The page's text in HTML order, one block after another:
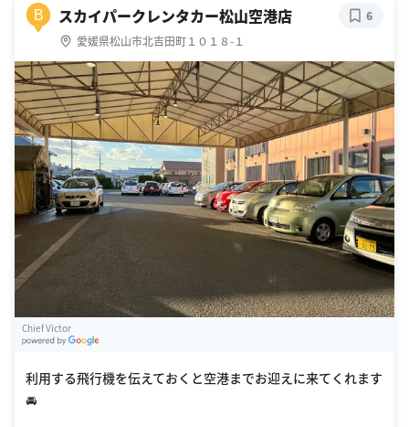
B スカイパークレンタカー松山空港店
愛媛県松山市北吉田町１０１８-１
6
Chief Victor
利用する飛行機を伝えておくと空港までお迎えに来てくれます
🚘